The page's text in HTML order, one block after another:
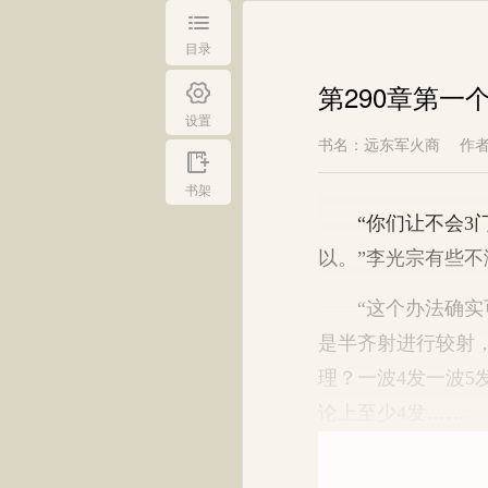
目录
设置
书架
第290章第一
书名：远东军火商 作
“你们让不会3门
以。”李光宗有些
“这个办法确实
是半齐射进行较射
理？一波4发一波5